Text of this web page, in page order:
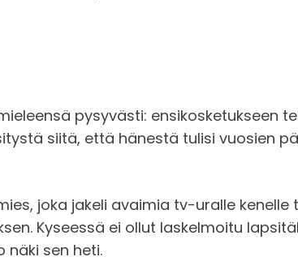
pysyvästi: ensikosketukseen
siitä, että hänestä tulisi vuosien
joka jakeli avaimia tv-uralle kenelle
Kyseessä ei ollut laskelmoitu
näki sen heti.